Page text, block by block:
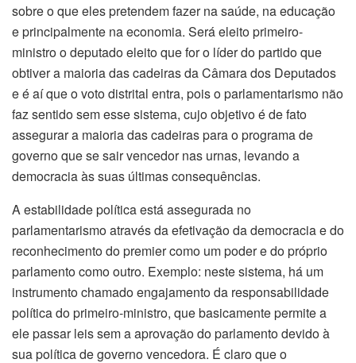
sobre o que eles pretendem fazer na saúde, na educação
e principalmente na economia. Será eleito primeiro-
ministro o deputado eleito que for o líder do partido que
obtiver a maioria das cadeiras da Câmara dos Deputados
e é aí que o voto distrital entra, pois o parlamentarismo não
faz sentido sem esse sistema, cujo objetivo é de fato
assegurar a maioria das cadeiras para o programa de
governo que se sair vencedor nas urnas, levando a
democracia às suas últimas consequências.
A estabilidade política está assegurada no
parlamentarismo através da efetivação da democracia e do
reconhecimento do premier como um poder e do próprio
parlamento como outro. Exemplo: neste sistema, há um
instrumento chamado engajamento da responsabilidade
política do primeiro-ministro, que basicamente permite a
ele passar leis sem a aprovação do parlamento devido à
sua política de governo vencedora. É claro que o